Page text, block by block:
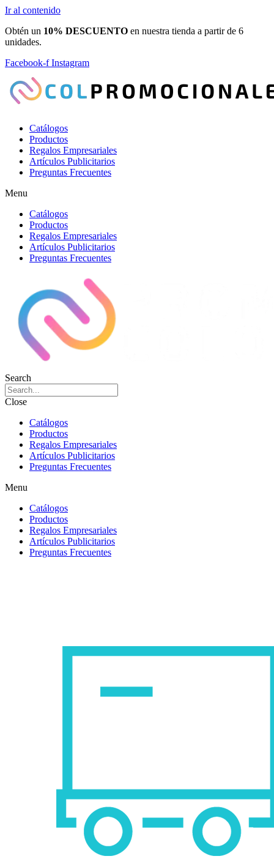
Ir al contenido
Obtén un 10% DESCUENTO en nuestra tienda a partir de 6
unidades.
Facebook-f Instagram
Catálogos
Productos
Regalos Empresariales
Artículos Publicitarios
Preguntas Frecuentes
Menu
Catálogos
Productos
Regalos Empresariales
Artículos Publicitarios
Preguntas Frecuentes
Search
Close
Catálogos
Productos
Regalos Empresariales
Artículos Publicitarios
Preguntas Frecuentes
Menu
Catálogos
Productos
Regalos Empresariales
Artículos Publicitarios
Preguntas Frecuentes